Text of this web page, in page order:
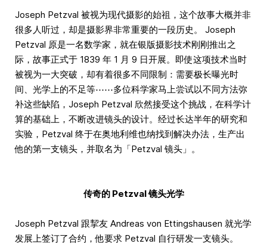
Joseph Petzval 被视为现代摄影的始祖，这个故事大概并非
很多人听过，却是摄影界非常重要的一段历史。 Joseph
Petzval 原是一名数学家，就在银版摄影技术刚刚推出之
际，故事正式于 1839 年 1 月 9 日开展。即使这项技术当时
被视为一大突破，却有着很多不同限制：需要极长曝光时
间、光学上的不足等⋯⋯多位科学家马上尝试以不同方法弥
补这些缺陷，Joseph Petzval 欣然接受这个挑战，在科学计
算的基础上，不断改进镜头的设计。经过长达半年的研究和
实验，Petzval 终于在奥地利维也纳找到解决办法，生产出
他的第一支镜头，并取名为「Petzval 镜头」。
传奇的 Petzval 镜头光学
Joseph Petzval 跟挈友 Andreas von Ettingshausen 就光学
发展上签订了合约，他要求 Petzval 自行研发一支镜头。